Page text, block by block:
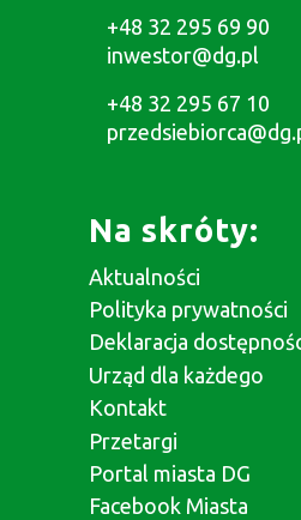
+48 32 295 69 90
inwestor@dg.pl
+48 32 295 67 10
Na skróty:
Aktualności
Polityka prywatności
Deklaracja
Urząd dla każdego
Kontakt
Przetargi
Portal miasta DG
Facebook Miasta